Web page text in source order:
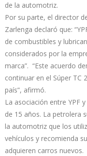
de la automotriz.
Por su parte, el director
Zarlenga declaró que:
de combustibles y
considerados por la
marca”. “Este acuerdo
continuar en el Súper TC
país”, afirmó.
La asociación entre YPF
de 15 años. La petrolera
la automotriz que los
vehículos y recomienda
adquieren carros nuevos.